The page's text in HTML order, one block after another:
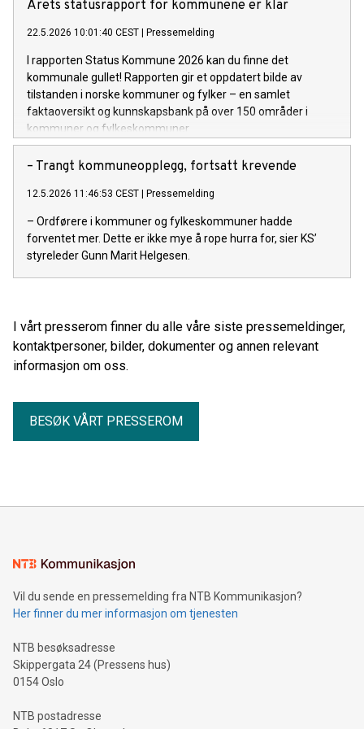
Årets statusrapport for kommunene er klar
22.5.2026 10:01:40 CEST | Pressemelding
I rapporten Status Kommune 2026 kan du finne det
kommunale gullet! Rapporten gir et oppdatert bilde av
tilstanden i norske kommuner og fylker – en samlet
faktaoversikt og kunnskapsbank på over 150 områder i
kommuner og fylkeskommuner.
– Trangt kommuneopplegg, fortsatt krevende
12.5.2026 11:46:53 CEST | Pressemelding
– Ordførere i kommuner og fylkeskommuner hadde
forventet mer. Dette er ikke mye å rope hurra for, sier KS’
styreleder Gunn Marit Helgesen.
I vårt presserom finner du alle våre siste pressemeldinger,
kontaktpersoner, bilder, dokumenter og annen relevant
informasjon om oss.
BESØK VÅRT PRESSEROM
Vil du sende en pressemelding fra NTB Kommunikasjon?
Her finner du mer informasjon om tjenesten
NTB besøksadresse
Skippergata 24 (Pressens hus)
0154 Oslo
NTB postadresse